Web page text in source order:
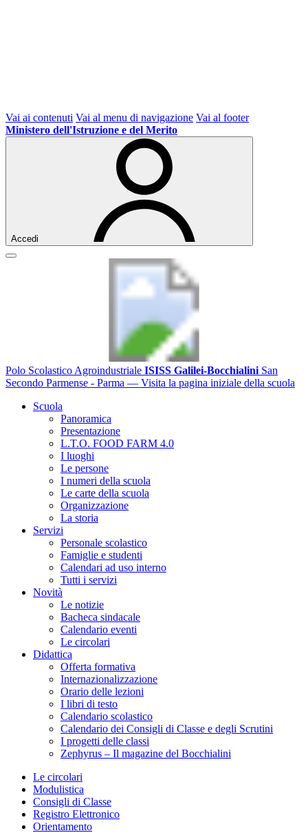
Vai ai contenuti Vai al menu di navigazione Vai al footer
Ministero dell'Istruzione e del Merito
Accedi
Polo Scolastico Agroindustriale ISISS Galilei-Bocchialini San
Secondo Parmense - Parma — Visita la pagina iniziale della scuola
Scuola
Panoramica
Presentazione
L.T.O. FOOD FARM 4.0
I luoghi
Le persone
I numeri della scuola
Le carte della scuola
Organizzazione
La storia
Servizi
Personale scolastico
Famiglie e studenti
Calendari ad uso interno
Tutti i servizi
Novità
Le notizie
Bacheca sindacale
Calendario eventi
Le circolari
Didattica
Offerta formativa
Internazionalizzazione
Orario delle lezioni
I libri di testo
Calendario scolastico
Calendario dei Consigli di Classe e degli Scrutini
I progetti delle classi
Zephyrus – Il magazine del Bocchialini
Le circolari
Modulistica
Consigli di Classe
Registro Elettronico
Orientamento